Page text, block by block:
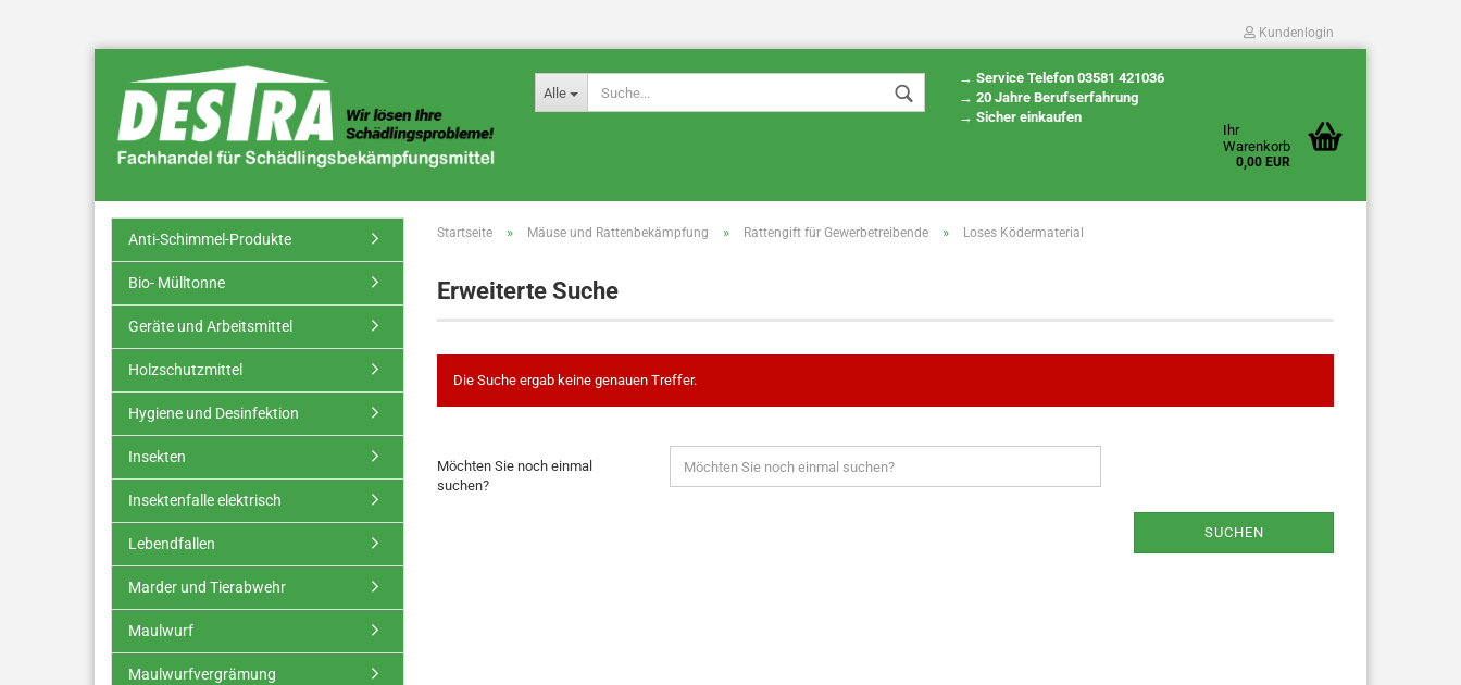
Kundenlogin
Alle
→ Service Telefon 03581 421036
→ 20 Jahre Berufserfahrung
→ Sicher einkaufen
Ihr
Warenkorb
0,00 EUR
Startseite » Mäuse und Rattenbekämpfung » Rattengift für Gewerbetreibende » Loses Ködermaterial
Erweiterte Suche
Die Suche ergab keine genauen Treffer.
Möchten Sie noch einmal
suchen?
SUCHEN
Anti-Schimmel-Produkte
Bio- Mülltonne
Geräte und Arbeitsmittel
Holzschutzmittel
Hygiene und Desinfektion
Insekten
Insektenfalle elektrisch
Lebendfallen
Marder und Tierabwehr
Maulwurf
Maulwurfvergrämung